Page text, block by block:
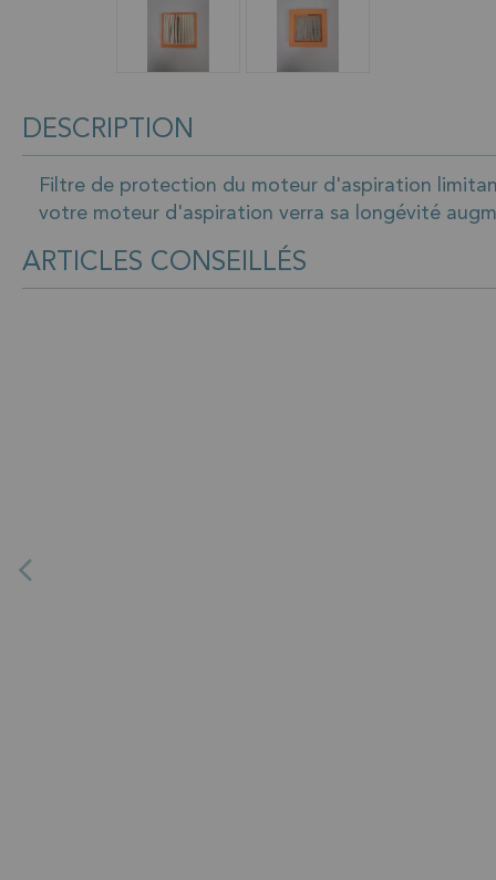
DESCRIPTION
Filtre de protection du moteur d'aspiration
votre moteur d'aspiration verra sa longévité
ARTICLES CONSEILLÉS